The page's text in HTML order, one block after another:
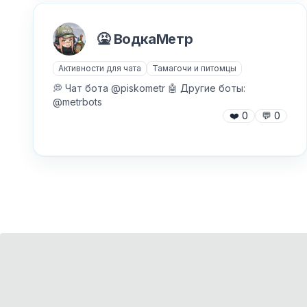
🤮 ВодкаМетр
Активности для чата Тамагочи и питомцы
💭 Чат бота @piskometr 🤖 Другие боты:
@metrbots
❤️ 0 💬 0